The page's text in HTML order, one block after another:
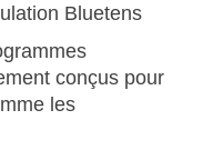
Bluetens
conçus pour
les